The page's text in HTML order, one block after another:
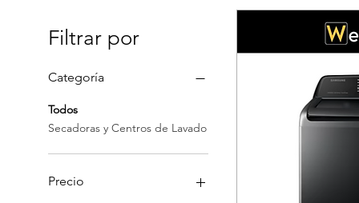
Filtrar por
Categoría
Todos
Secadoras y Centros de Lavado
Precio